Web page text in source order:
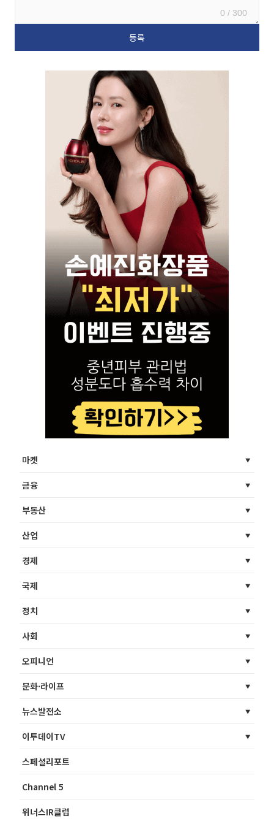
0 / 300
마켓
금융
부동산
산업
경제
국제
정치
사회
오피니언
문화·라이프
뉴스발전소
이투데이TV
스페셜리포트
Channel 5
위너스IR클럽